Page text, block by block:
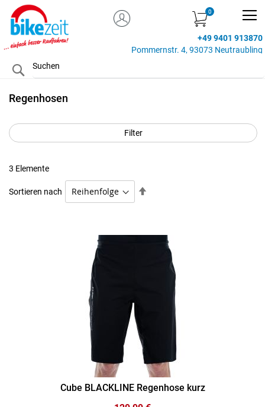
MEIN KONTO
+49 9401 913870
Pommernstr. 4, 93073 Neutraubling
Search
Regenhosen
3 Elemente
Sortieren nach
Cube BLACKLINE Regenhose kurz
Filter